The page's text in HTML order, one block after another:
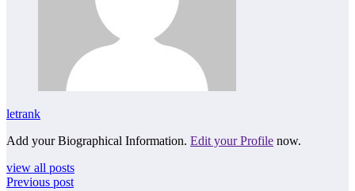
letrank
Add your Biographical Information. Edit your Profile now.
view all posts
Previous post